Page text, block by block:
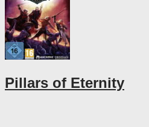
Pillars of Eternity